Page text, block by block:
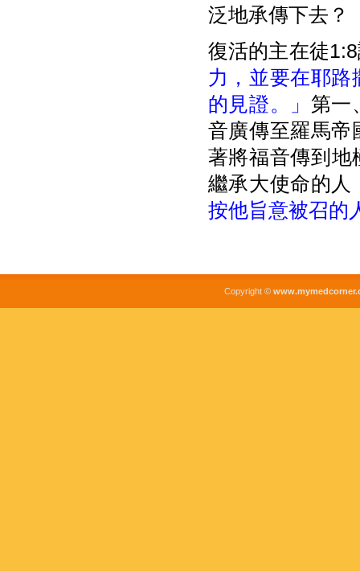
泛地承傳下去？
復活的主在徒
力，並要在耶
的見證。」 第一
音廣傳至羅馬帝
著將福音傳到地
繼承大使命的人
按他旨意被召的
Copyright ©